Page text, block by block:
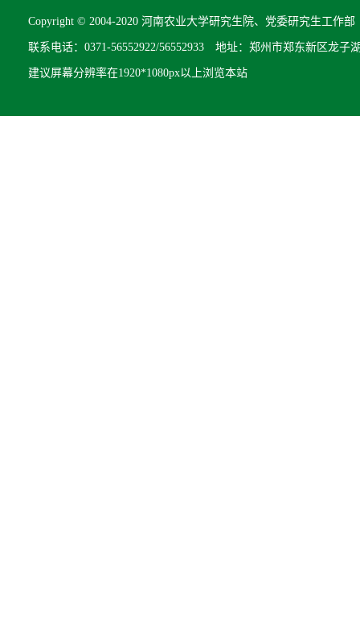
Copyright © 2004-2020 河南农业大学研究生院、党委研究生工作
联系电话：0371-56552922/56552933 地址：郑州市郑东新区龙子
建议屏幕分辨率在1920*1080px以上浏览本站